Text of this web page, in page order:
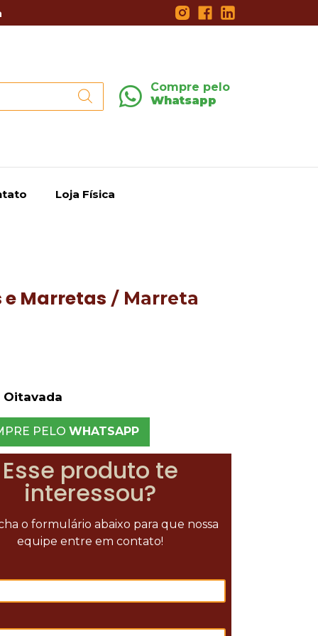
Compre pelo
Whatsapp
Loja Física
Marretas / Marreta
PELO WHATSAPP
Esse produto te
interessou?
o formulário abaixo para que nossa
equipe entre em contato!